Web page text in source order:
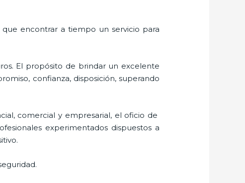
encontrar a tiempo un servicio para
El propósito de brindar un excelente
confianza, disposición, superando
comercial y empresarial, el oficio de
experimentados dispuestos a